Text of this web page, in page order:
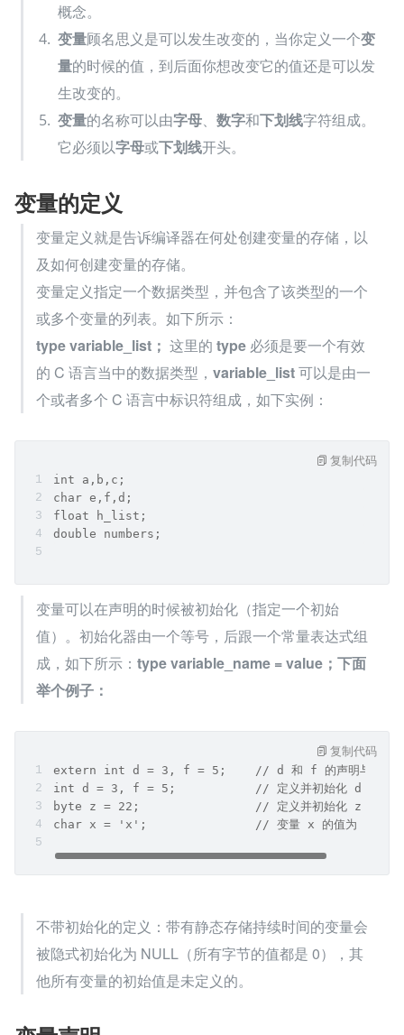
概念。
变量顾名思义是可以发生改变的，当你定义一个变
量的时候的值，到后面你想改变它的值还是可以发
生改变的。
变量的名称可以由字母、 数字和下划线字符组成。
它必须以字母或下划线开头。
变量的定义
变量定义就是告诉编译器在何处创建变量的存储，以
及如何创建变量的存储。
变量定义指定一个数据类型，并包含了该类型的一个
或多个变量的列表。如下所示：
type variable_list； 这里的 type 必须是要一个有效
的 C 语言当中的数据类型， variable_list 可以是由一
个或者多个 C 语言中标识符组成，如下实例：
int a,b,c;
char e,f,d;
float h_list;
double numbers;
复制代码
变量可以在声明的时候被初始化（指定一个初始
值）。初始化器由一个等号，后跟一个常量表达式组
成，如下所示： type variable_name = value；下面
举个例子：
extern int d = 3, f = 5;    // d 和 f 的声明与初始
int d = 3, f = 5;           // 定义并初始化 d 和 f
byte z = 22;                // 定义并初始化 z
char x = 'x';               // 变量 x 的值为 'x'
复制代码
不带初始化的定义：带有静态存储持续时间的变量会
被隐式初始化为 NULL（所有字节的值都是 0），其
他所有变量的初始值是未定义的。